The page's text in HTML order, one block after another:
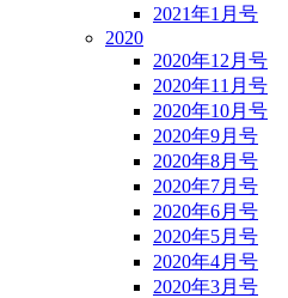
2021年1月号
2020
2020年12月号
2020年11月号
2020年10月号
2020年9月号
2020年8月号
2020年7月号
2020年6月号
2020年5月号
2020年4月号
2020年3月号